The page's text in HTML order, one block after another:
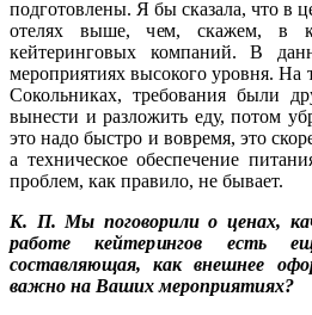
подготовлены. Я бы сказала, что в
отелях выше, чем, скажем, в
кейтеринговых компаний. В
мероприятиях высокого уровня. На
Сокольниках, требования были
вынести и разложить еду, потом
это надо быстро и вовремя, это
а техническое обеспечение
проблем, как правило, не бывает.
К. П. Мы поговорили о ценах,
работе кейтерингов есть
составляющая, как внешнее
важно на Ваших мероприятиях?